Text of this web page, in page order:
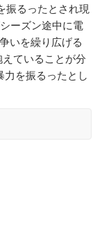
振るったとされ現
ーズン途中に電
いを繰り広げる
ていることが分
を振るったとし